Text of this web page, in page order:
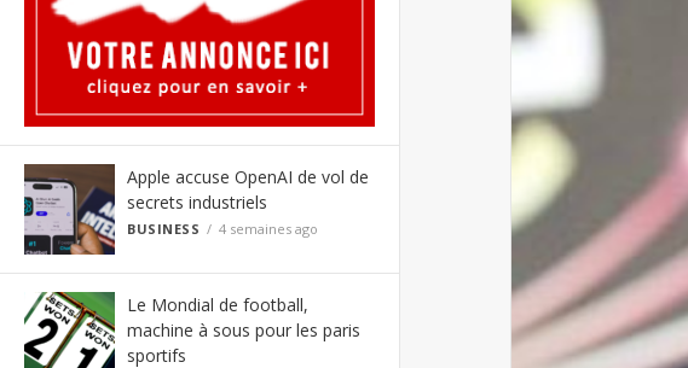
Apple accuse OpenAI de vol de
secrets industriels
BUSINESS 4 semaines ago
Le Mondial de football,
machine à sous pour les paris
sportifs